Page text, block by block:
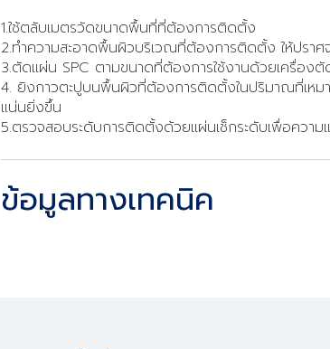
1.ใช้ตลับเมตรวัดขนาดพื้นที่ที่ต้องการติดตั้ง
2.ทำความสะอาดพื้นผิวบริเวณที่ต้องการติดตั้ง ให้ปรา
3.ตัดแผ่น SPC ตามขนาดที่ต้องการใช้งานด้วยเครื่อง
4. ยิงกาวตะปูบนพื้นผิวที่ต้องการติดตั้งในปริมาณที่เหม
แน่นยิ่งขึ้น
5.ตรวจสอบระดับการติดตั้งด้วยแผ่นเช็กระดับเพื่อคว
ข้อมูลทางเทคนิค